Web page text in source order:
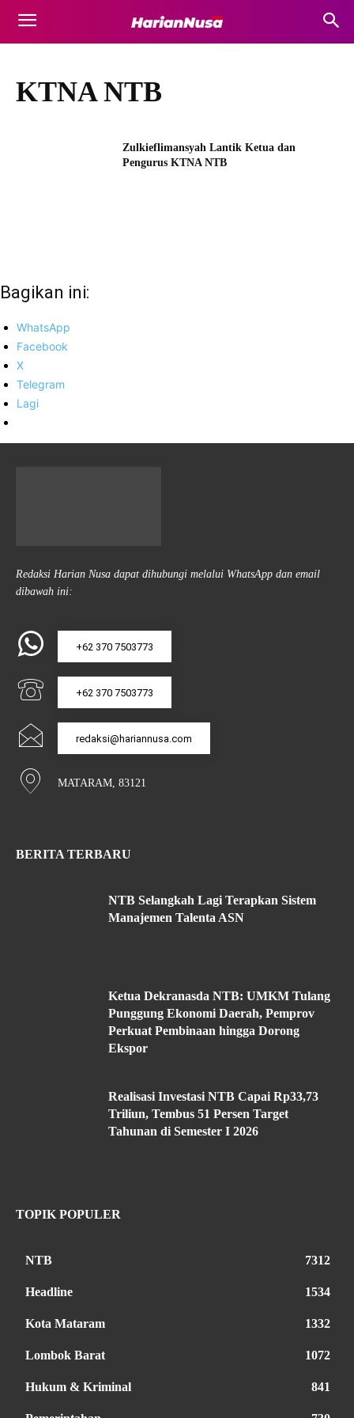
KTNA NTB
Zulkieflimansyah Lantik Ketua dan
Pengurus KTNA NTB
Bagikan ini:
WhatsApp
Facebook
X
Telegram
Lagi
Redaksi Harian Nusa dapat dihubungi melalui WhatsApp dan email
dibawah ini:
+62 370 7503773
+62 370 7503773
redaksi@hariannusa.com
MATARAM, 83121
BERITA TERBARU
NTB Selangkah Lagi Terapkan Sistem
Manajemen Talenta ASN
Ketua Dekranasda NTB: UMKM Tulang
Punggung Ekonomi Daerah, Pemprov
Perkuat Pembinaan hingga Dorong
Ekspor
Realisasi Investasi NTB Capai Rp33,73
Triliun, Tembus 51 Persen Target
Tahunan di Semester I 2026
TOPIK POPULER
NTB 7312
Headline 1534
Kota Mataram 1332
Lombok Barat 1072
Hukum & Kriminal 841